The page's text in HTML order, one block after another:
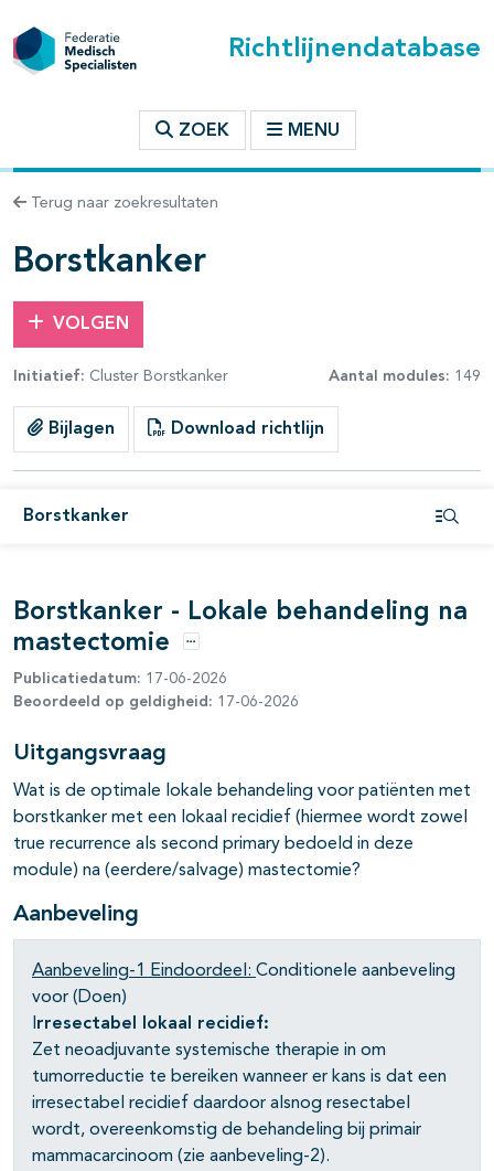
Richtlijnendatabase
ZOEK MENU
Terug naar zoekresultaten
Borstkanker
VOLGEN
Initiatief: Cluster Borstkanker Aantal modules: 149
Bijlagen Download richtlijn
Borstkanker
binnen deze richtlijn
open- en dichtklappen
open- en dichtklappen
open- en dichtklappen
open- en dichtklappen
open- en dichtklappen
open- en dichtklappen
open- en dichtklappen
open- en dichtklappen
Borstkanker - Lokale behandeling na
mastectomie
Opties
Publicatiedatum: 17-06-2026
Beoordeeld op geldigheid: 17-06-2026
Uitgangsvraag
Wat is de optimale lokale behandeling voor patiënten met
borstkanker met een lokaal recidief (hiermee wordt zowel
true recurrence als second primary bedoeld in deze
module) na (eerdere/salvage) mastectomie?
Aanbeveling
Aanbeveling-1 Eindoordeel: Conditionele aanbeveling
voor (Doen)
rresectabel lokaal recidief:
Zet neoadjuvante systemische therapie in om
tumorreductie te bereiken wanneer er kans is dat een
irresectabel recidief daardoor alsnog resectabel
wordt, overeenkomstig de behandeling bij primair
mammacarcinoom (zie aanbeveling-2).